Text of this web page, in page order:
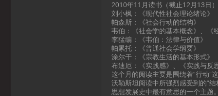
2010年11月读书（截止12月13日）
刘小枫：《现代性社会理论绪论》
帕森斯：《社会行动的结构》
韦伯：《社会学的基本概念》、《
李猛编：《韦伯：法律与价值》
帕累托：《普通社会学纲要》
涂尔干：《宗教生活的基本形式》
布迪厄：《实践感》、《实践与反
这个月的阅读主要是围绕着“行动”
沃勒斯坦阅读中所强烈感受到的“
思想发展史中最有意思的一个主题